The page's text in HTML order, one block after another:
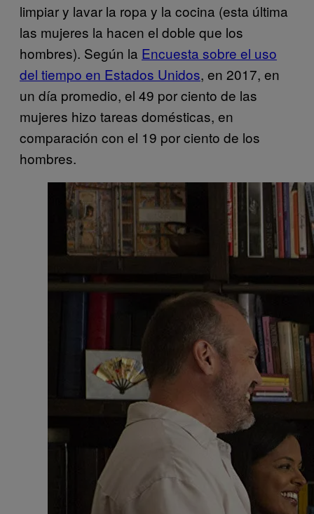
limpiar y lavar la ropa y la cocina (esta última
las mujeres la hacen el doble que los
hombres). Según la Encuesta sobre el uso
del tiempo en Estados Unidos, en 2017, en
un día promedio, el 49 por ciento de las
mujeres hizo tareas domésticas, en
comparación con el 19 por ciento de los
hombres.